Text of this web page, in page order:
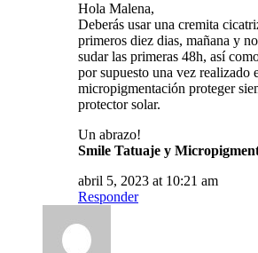
Hola Malena,
Deberás usar una cremita
primeros diez dias, mañana y
sudar las primeras 48h, así
por supuesto una vez realizado
micropigmentación proteger
protector solar.
Un abrazo!
Smile Tatuaje y
abril 5, 2023 at 10:21 am
Responder